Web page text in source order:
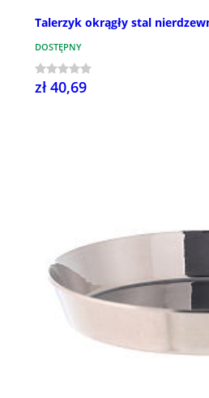
Talerzyk okrągły stal
DOSTĘPNY
zł 40,69